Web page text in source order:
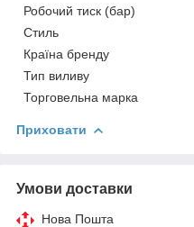
Робочий тиск (бар)
Стиль
Країна бренду
Тип виливу
Торговельна марка
Приховати
Умови доставки
Нова Пошта